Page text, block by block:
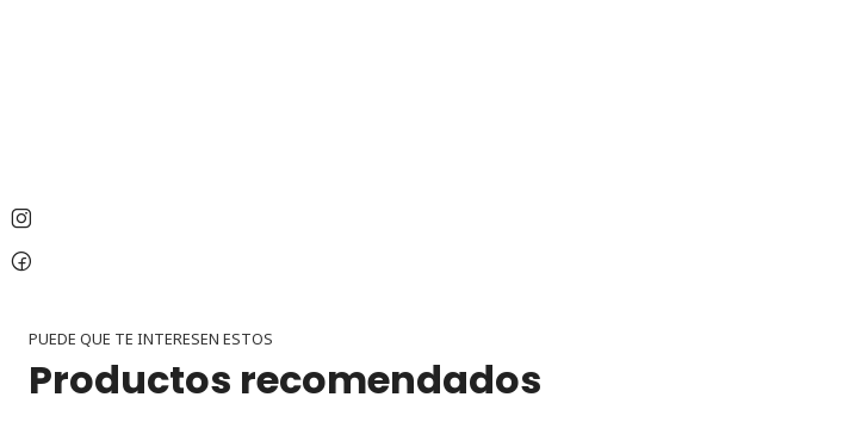
PUEDE QUE TE INTERESEN ESTOS
Productos recomendados